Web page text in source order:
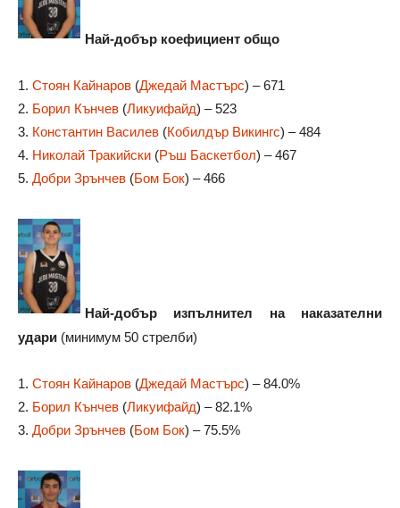
Най-добър коефициент общо
1. Стоян Кайнаров (Джедай Мастърс) – 671
2. Борил Кънчев (Ликуифайд) – 523
3. Константин Василев (Кобилдър Викингс) – 484
4. Николай Тракийски (Ръш Баскетбол) – 467
5. Добри Зрънчев (Бом Бок) – 466
Най-добър изпълнител на наказателни
удари (минимум 50 стрелби)
1. Стоян Кайнаров (Джедай Мастърс) – 84.0%
2. Борил Кънчев (Ликуифайд) – 82.1%
3. Добри Зрънчев (Бом Бок) – 75.5%